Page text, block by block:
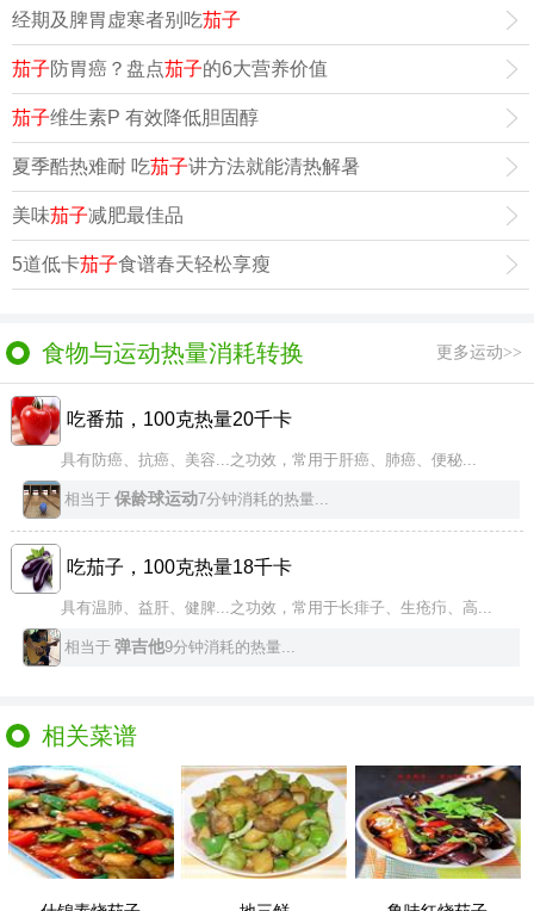
经期及脾胃虚寒者别吃茄子
茄子防胃癌？盘点茄子的6大营养价值
茄子维生素P 有效降低胆固醇
夏季酷热难耐 吃茄子讲方法就能清热解暑
美味茄子减肥最佳品
5道低卡茄子食谱春天轻松享瘦
食物与运动热量消耗转换 更多运动>>
吃番茄，100克热量20千卡
具有防癌、抗癌、美容...之功效，常用于肝癌、肺癌、便秘...
相当于 保龄球运动7分钟消耗的热量...
吃茄子，100克热量18千卡
具有温肺、益肝、健脾...之功效，常用于长痱子、生疮疖、高...
相当于 弹吉他9分钟消耗的热量...
相关菜谱